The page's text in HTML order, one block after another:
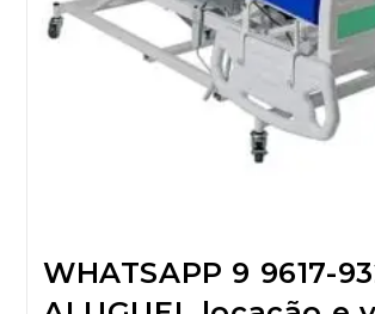
WHATSAPP 9 9617-